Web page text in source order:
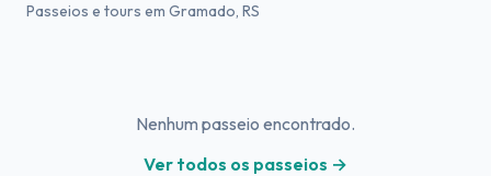
Passeios e tours em Gramado, RS
Nenhum passeio encontrado.
Ver todos os passeios →